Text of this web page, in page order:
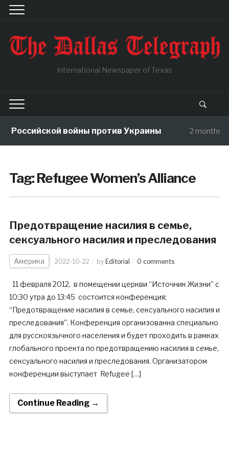
International Newspaper of Texas
Российской войны против Украины 2 months
Tag:Refugee Women’s Alliance
Предотвращениe насилия в семье,
сексуального насилия и преследования
Америка 2022-10-22 by Editorial 0 comments
11 февраля 2012, в помещении церкви “Источник Жизни” с
10:30 утра до 13:45 состоится конференция:
“Предотвращение насилия в семье, сексуального насилия и
преследования”. Конференция организованна специально
для русскоязычного населения и будет проходить в рамках
глобального проекта по предотвращению насилия в семье,
сексуального насилия и преследования. Организатором
конференции выступает Refugee […]
Continue Reading →